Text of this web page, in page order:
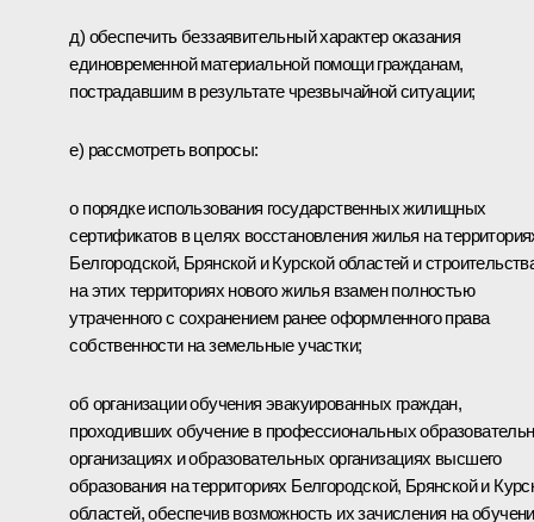
д) обеспечить беззаявительный характер оказания
единовременной материальной помощи гражданам,
пострадавшим в результате чрезвычайной ситуации;
е) рассмотреть вопросы:
о порядке использования государственных жилищных
сертификатов в целях восстановления жилья на
Белгородской, Брянской и Курской областей и
на этих территориях нового жилья взамен полностью
утраченного с сохранением ранее оформленного права
собственности на земельные участки;
об организации обучения эвакуированных граждан,
проходивших обучение в профессиональных
организациях и образовательных организациях высшего
образования на территориях Белгородской, Брянской и
областей, обеспечив возможность их зачисления на